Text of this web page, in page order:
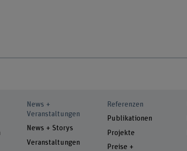
News +
Veranstaltungen
News + Storys
Veranstaltungen
Referenzen
Publikationen
Projekte
Preise +